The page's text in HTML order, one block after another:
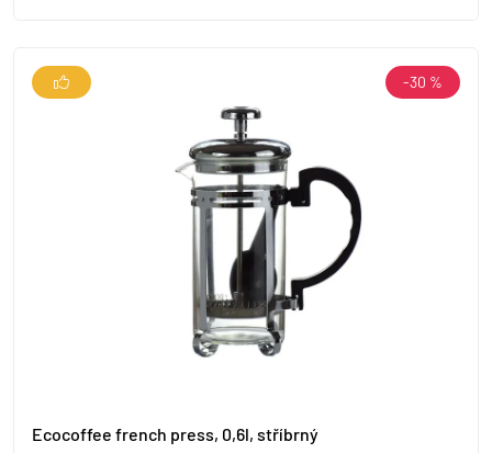
Ecocoffee french press, 0,6l, stříbrný
-30 %